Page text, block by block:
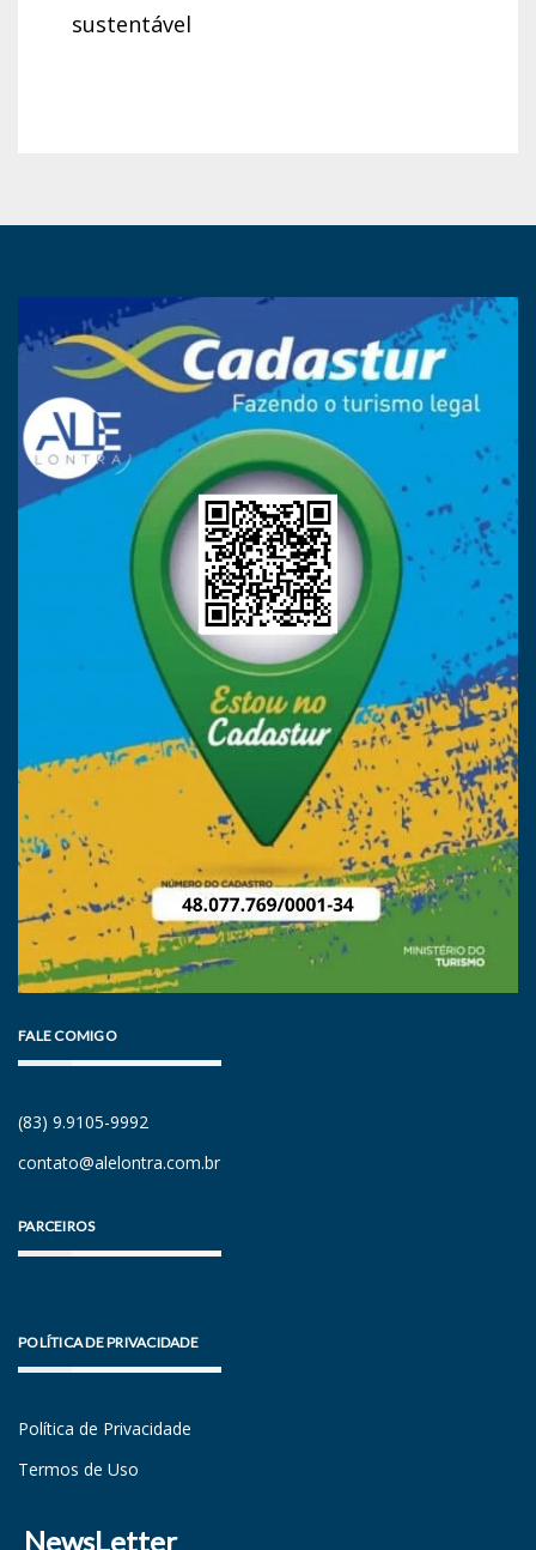
sustentável
FALE COMIGO
(83) 9.9105-9992
contato@alelontra.com.br
PARCEIROS
POLÍTICA DE PRIVACIDADE
Política de Privacidade
Termos de Uso
NewsLetter